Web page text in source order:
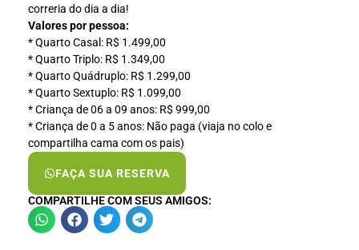
correria do dia a dia!
Valores por pessoa:
* Quarto Casal: R$ 1.499,00
* Quarto Triplo: R$ 1.349,00
* Quarto Quádruplo: R$ 1.299,00
* Quarto Sextuplo: R$ 1.099,00
* Criança de 06 a 09 anos: R$ 999,00
* Criança de 0 a 5 anos: Não paga (viaja no colo e
compartilha cama com os pais)
FAÇA SUA RESERVA
COMPARTILHE COM SEUS AMIGOS: